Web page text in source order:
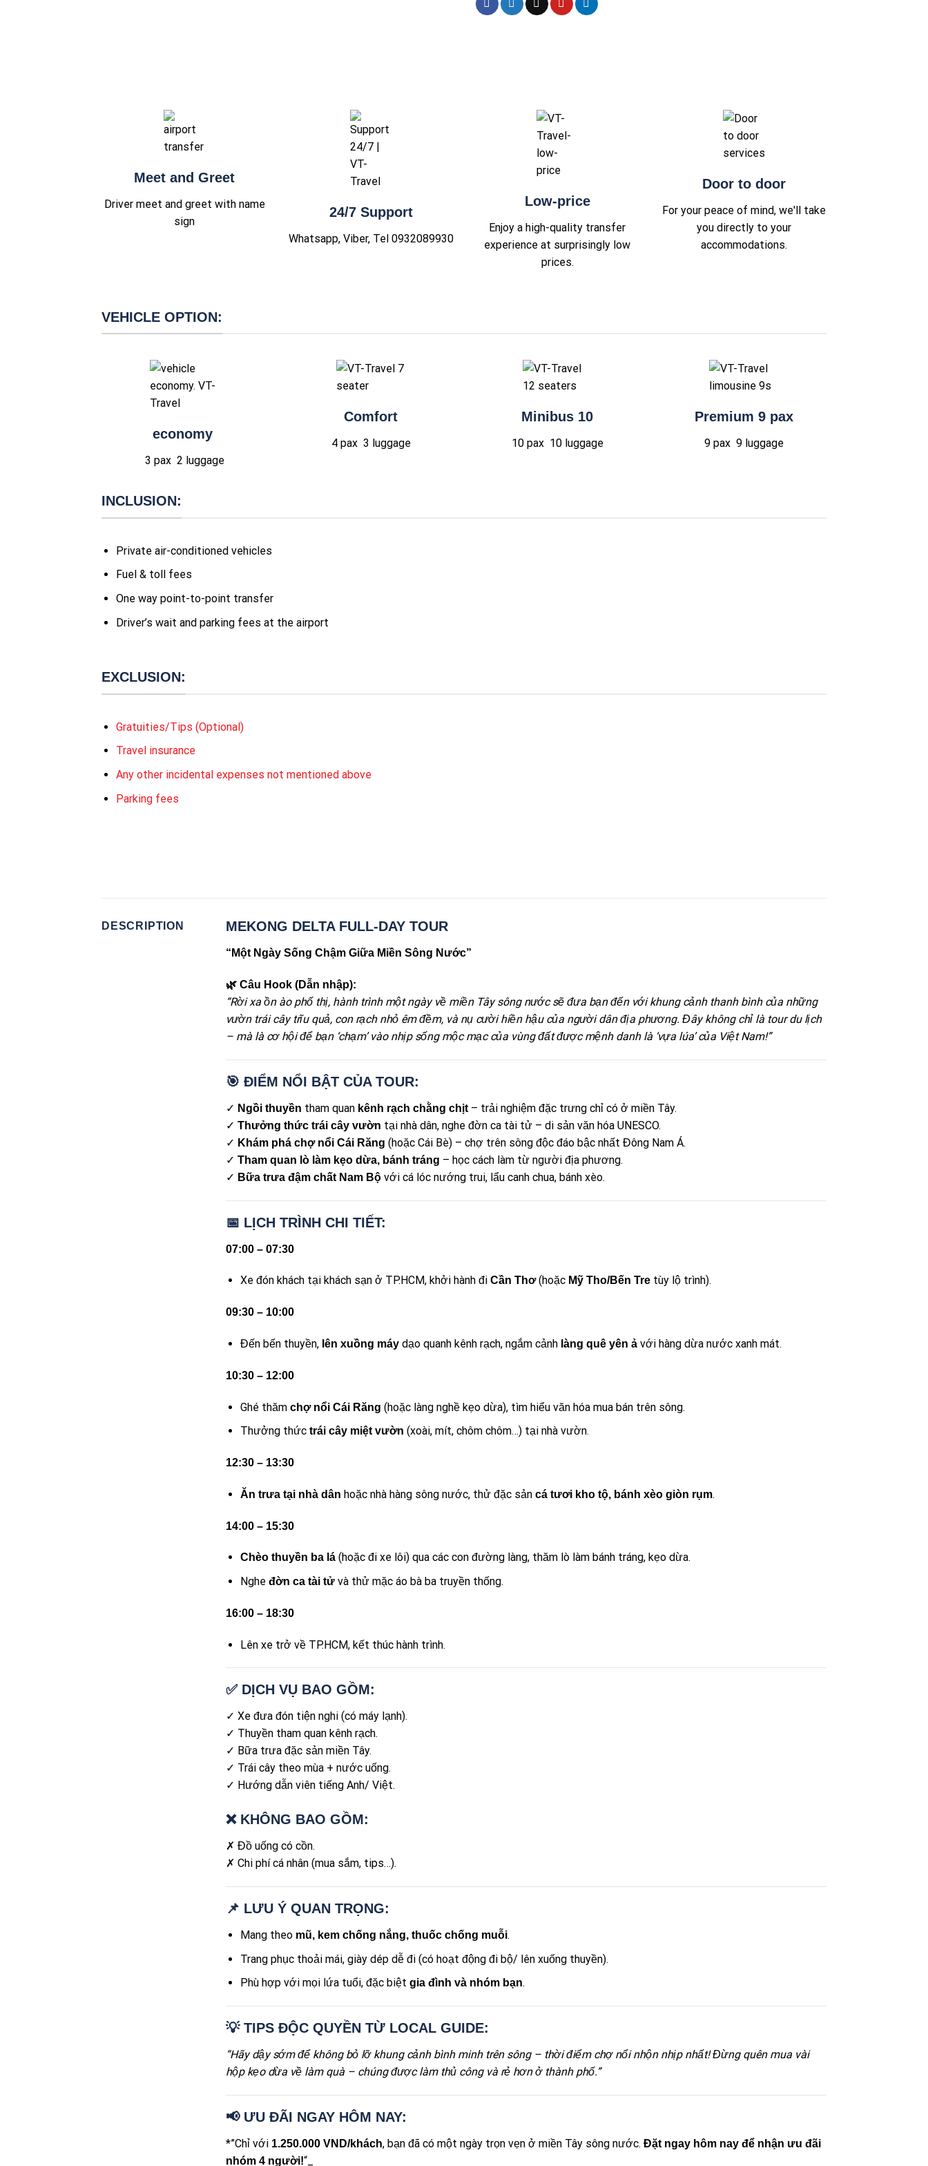
Meet and Greet
Driver meet and greet with name
sign
24/7 Support
Whatsapp, Viber, Tel 0932089930
Low-price
Enjoy a high-quality transfer
experience at surprisingly low
prices.
Door to door
For your peace of mind, we'll take
you directly to your
accommodations.
VEHICLE OPTION:
economy
3 pax 2 luggage
Comfort
4 pax 3 luggage
Minibus 10
10 pax 10 luggage
Premium 9 pax
9 pax 9 luggage
INCLUSION:
Private air-conditioned vehicles
Fuel & toll fees
One way point-to-point transfer
Driver’s wait and parking fees at the airport
EXCLUSION:
Gratuities/Tips (Optional)
Travel insurance
Any other incidental expenses not mentioned above
Parking fees
DESCRIPTION MEKONG DELTA FULL-DAY TOUR
“Một Ngày Sống Chậm Giữa Miền Sông Nước”
🌿 Câu Hook (Dẫn nhập):
“Rời xa ồn ào phố thị, hành trình một ngày về miền Tây sông nước sẽ đưa bạn đến với khung cảnh thanh bình của những
vườn trái cây trĩu quả, con rạch nhỏ êm đềm, và nụ cười hiền hậu của người dân địa phương. Đây không chỉ là tour du lịch
– mà là cơ hội để bạn ‘chạm’ vào nhịp sống mộc mạc của vùng đất được mệnh danh là ‘vựa lúa’ của Việt Nam!”
🎯 ĐIỂM NỔI BẬT CỦA TOUR:
✓ Ngồi thuyền tham quan kênh rạch chằng chịt – trải nghiệm đặc trưng chỉ có ở miền Tây.
✓ Thưởng thức trái cây vườn tại nhà dân, nghe đờn ca tài tử – di sản văn hóa UNESCO.
✓ Khám phá chợ nổi Cái Răng (hoặc Cái Bè) – chợ trên sông độc đáo bậc nhất Đông Nam Á.
✓ Tham quan lò làm kẹo dừa, bánh tráng – học cách làm từ người địa phương.
✓ Bữa trưa đậm chất Nam Bộ với cá lóc nướng trui, lẩu canh chua, bánh xèo.
📅 LỊCH TRÌNH CHI TIẾT:
07:00 – 07:30
Xe đón khách tại khách sạn ở TP.HCM, khởi hành đi Cần Thơ(hoặc Mỹ Tho/Bến Tretùy lộ trình).
09:30 – 10:00
Đến bến thuyền, lên xuồng máydạo quanh kênh rạch, ngắm cảnh làng quê yên ảvới hàng dừa nước xanh mát.
10:30 – 12:00
Ghé thăm chợ nổi Cái Răng (hoặc làng nghề kẹo dừa), tìm hiểu văn hóa mua bán trên sông.
Thưởng thức trái cây miệt vườn (xoài, mít, chôm chôm…) tại nhà vườn.
12:30 – 13:30
Ăn trưa tại nhà dân hoặc nhà hàng sông nước, thử đặc sản cá tươi kho tộ, bánh xèo giòn rụm.
14:00 – 15:30
Chèo thuyền ba lá(hoặc đi xe lôi) qua các con đường làng, thăm lò làm bánh tráng, kẹo dừa.
Nghe đờn ca tài tửvà thử mặc áo bà ba truyền thống.
16:00 – 18:30
Lên xe trở về TP.HCM, kết thúc hành trình.
✅ DỊCH VỤ BAO GỒM:
✓ Xe đưa đón tiện nghi (có máy lạnh).
✓ Thuyền tham quan kênh rạch.
✓ Bữa trưa đặc sản miền Tây.
✓ Trái cây theo mùa + nước uống.
✓ Hướng dẫn viên tiếng Anh/ Việt.
❌ KHÔNG BAO GỒM:
✗ Đồ uống có cồn.
✗ Chi phí cá nhân (mua sắm, tips…).
📌 LƯU Ý QUAN TRỌNG:
Mang theo mũ, kem chống nắng, thuốc chống muỗi.
Trang phục thoải mái, giày dép dễ đi (có hoạt động đi bộ/ lên xuống thuyền).
Phù hợp với mọi lứa tuổi, đặc biệt gia đình và nhóm bạn.
💡 TIPS ĐỘC QUYỀN TỪ LOCAL GUIDE:
“Hãy dậy sớm để không bỏ lỡ khung cảnh bình minh trên sông – thời điểm chợ nổi nhộn nhịp nhất! Đừng quên mua vài
hộp kẹo dừa về làm quà – chúng được làm thủ công và rẻ hơn ở thành phố.”
📢 ƯU ĐÃI NGAY HÔM NAY:
*”Chỉ với 1.250.000 VND/khách, bạn đã có một ngày trọn vẹn ở miền Tây sông nước. Đặt ngay hôm nay để nhận ưu đãi
nhóm 4 người!“_